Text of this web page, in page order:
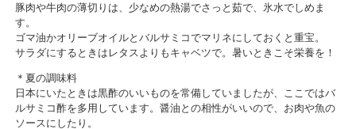
豚肉や牛肉の薄切りは、少なめの熱湯でさっと茹で、氷水でしめま
す。
ゴマ油かオリーブオイルとバルサミコでマリネにしておくと重宝。
サラダにするときはレタスよりもキャベツで。暑いときこそ栄養を！
＊夏の調味料
日本にいたときは黒酢のいいものを常備していましたが、ここではバ
ルサミコ酢を多用しています。醤油との相性がいいので、お肉や魚の
ソースにしたり。